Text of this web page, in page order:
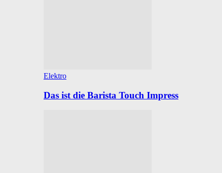
Elektro
Das ist die Barista Touch Impress